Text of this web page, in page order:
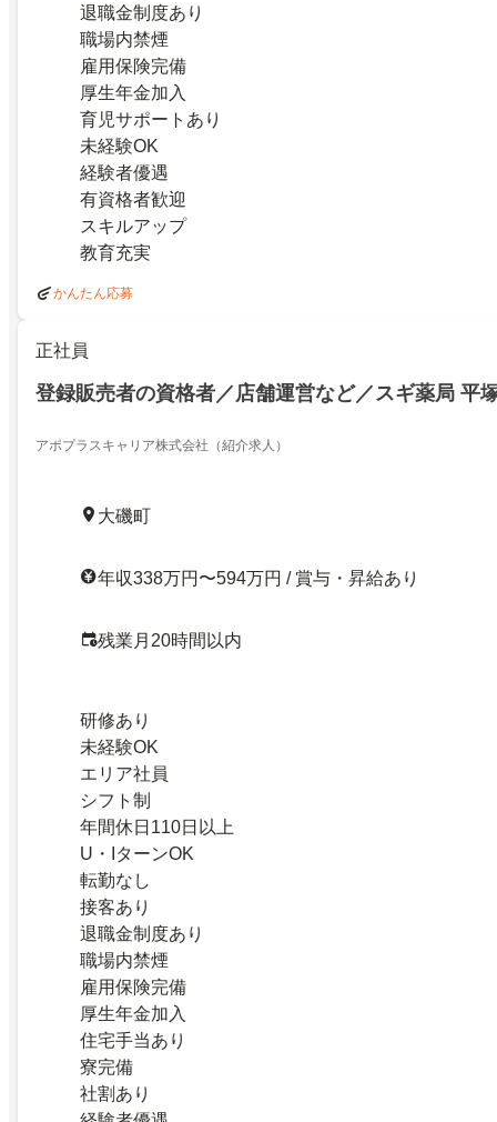
退職金制度あり
職場内禁煙
雇用保険完備
厚生年金加入
育児サポートあり
未経験OK
経験者優遇
有資格者歓迎
スキルアップ
教育充実
かんたん応募
正社員
登録販売者の資格者／店舗運営など／スギ薬局 平
アポプラスキャリア株式会社（紹介求人）
大磯町
年収338万円〜594万円 / 賞与・昇給あり
残業月20時間以内
研修あり
未経験OK
エリア社員
シフト制
年間休日110日以上
U・IターンOK
転勤なし
接客あり
退職金制度あり
職場内禁煙
雇用保険完備
厚生年金加入
住宅手当あり
寮完備
社割あり